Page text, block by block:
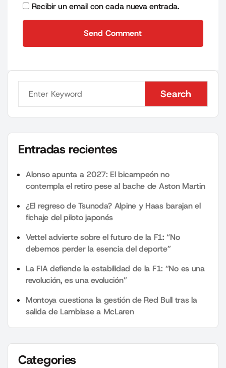
Recibir un email con cada nueva entrada.
Send Comment
Search
Search
Entradas recientes
Alonso apunta a 2027: El bicampeón no
contempla el retiro pese al bache de Aston Martin
¿El regreso de Tsunoda? Alpine y Haas barajan el
fichaje del piloto japonés
Vettel advierte sobre el futuro de la F1: “No
debemos perder la esencia del deporte”
La FIA defiende la estabilidad de la F1: “No es una
revolución, es una evolución”
Montoya cuestiona la gestión de Red Bull tras la
salida de Lambiase a McLaren
Categories